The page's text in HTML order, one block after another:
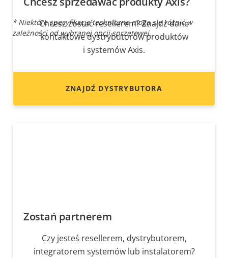
* Niektóre specyfikacje techniczne mogą się różnić w
zależności od wybranej opcji sprzętowej.
Chcesz zostać resellerem? Znajdź dane
kontaktowe dystrybutorów produktów
i systemów Axis.
ZNAJDŹ DYSTRYBUTORA
Zostań partnerem
Czy jesteś resellerem, dystrybutorem,
integratorem systemów lub instalatorem?